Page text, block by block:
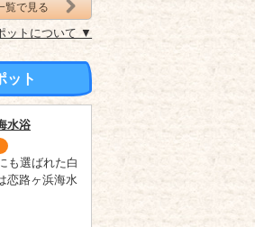
覧で見る
ットについて ▼
ット
水浴
も選ばれた白
恋路ヶ浜海水